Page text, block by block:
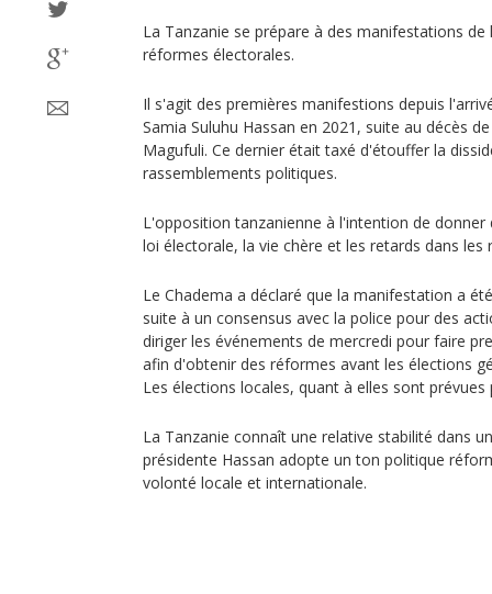
La Tanzanie se prépare à des manifestations de
réformes électorales.
Il s'agit des premières manifestions depuis
Samia Suluhu Hassan en 2021, suite au décès
Magufuli. Ce dernier était taxé d'étouffer la
rassemblements politiques.
L'opposition tanzanienne à l'intention de
loi électorale, la vie chère et les retards dans
Le Chadema a déclaré que la manifestation a
suite à un consensus avec la police pour des
diriger les événements de mercredi pour faire
afin d'obtenir des réformes avant les élections
Les élections locales, quant à elles sont prévues
La Tanzanie connaît une relative stabilité dans
présidente Hassan adopte un ton politique
volonté locale et internationale.